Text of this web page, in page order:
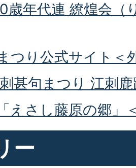
歳年代連 繚煌会（
つり公式サイト＜
甚句まつり 江刺
えさし藤原の郷」
ー